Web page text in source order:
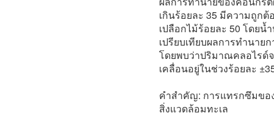
เกินร้อยละ 35 มีความถูก
เปลือกไม้ร้อยละ 50 โดย
เปรียบเทียบผลการทำนา
โดยพบว่าปริมาณคลอไรด์
เคลื่อนอยู่ในช่วงร้อยละ
คำสำคัญ: การแทรกซึมขอ
สิ่งแวดล้อมทะเล